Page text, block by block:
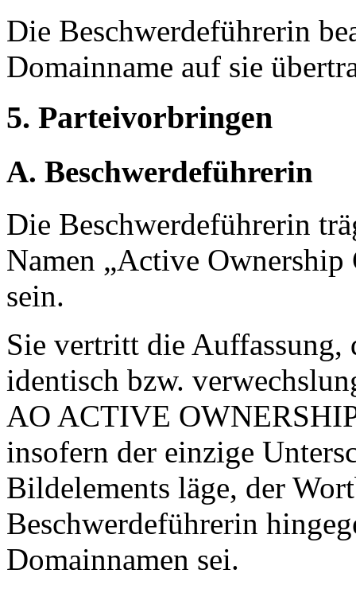
Die Beschwerdeführerin
Domainname auf sie
5. Parteivorbringen
A. Beschwerdeführerin
Die Beschwerdeführerin
Namen „Active
sein.
Sie vertritt die Auffassung,
identisch bzw.
AO ACTIVE
insofern der einzige
Bildelements läge, der
Beschwerdeführerin
Domainnamen sei.